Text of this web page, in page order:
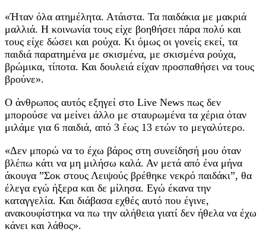
«Ήταν όλα ατημέλητα. Ατάιστα. Τα παιδάκια με μακριά
μαλλιά. Η κοινωνία τους είχε βοηθήσει πάρα πολύ και
τους είχε δώσει και ρούχα. Κι όμως οι γονείς εκεί, τα
παιδιά παρατημένα με σκισμένα, με σκισμένα ρούχα,
βρώμικα, τίποτα. Και δουλειά είχαν προσπαθήσει να τους
βρούνε».
Ο άνθρωπος αυτός εξηγεί στο Live News πως δεν
μπορούσε να μείνει άλλο με σταυρωμένα τα χέρια όταν
μιλάμε για 6 παιδιά, από 3 έως 13 ετών το μεγαλύτερο.
«Δεν μπορώ να το έχω βάρος στη συνείδησή μου όταν
βλέπω κάτι να μη μιλήσω καλά. Αν μετά από ένα μήνα
άκουγα ”Σοκ στους Λειψούς βρέθηκε νεκρό παιδάκι”, θα
έλεγα εγώ ήξερα και δε μίλησα. Εγώ έκανα την
καταγγελία. Και διάβασα εχθές αυτό που έγινε,
ανακουφίστηκα να πω την αλήθεια γιατί δεν ήθελα να έχω
κάνει και λάθος».